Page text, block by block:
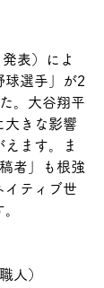
表）によ
球選手」が2
。大谷翔平
大きな影響
ます。ま
者」も根強
イティブ世
人）